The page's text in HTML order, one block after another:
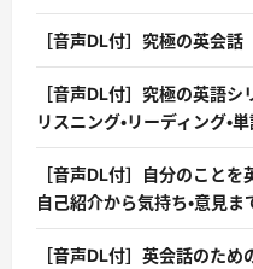
［音声DL付］究極の英会話
［音声DL付］究極の英語
リスニング・リーディング・単
［音声DL付］自分のこと
自己紹介から気持ち・意見ま
［音声DL付］英会話のた